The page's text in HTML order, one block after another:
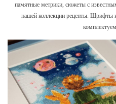
памятные метрики, сюжеты с
нашей коллекции рецепты. Шрифты